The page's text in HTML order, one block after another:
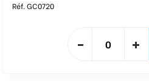
Réf. GC0720